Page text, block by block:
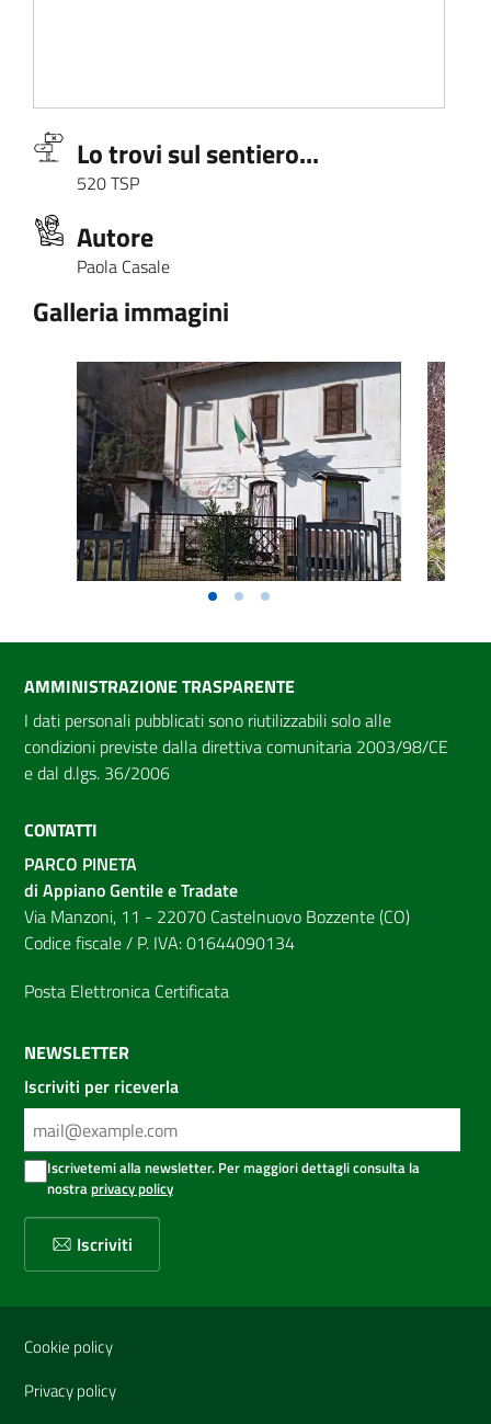
Lo trovi sul sentiero...
520 TSP
Autore
Paola Casale
Galleria immagini
AMMINISTRAZIONE TRASPARENTE
I dati personali pubblicati sono riutilizzabili solo alle
condizioni previste dalla direttiva comunitaria 2003/98/CE
e dal d.lgs. 36/2006
CONTATTI
PARCO PINETA
di Appiano Gentile e Tradate
Via Manzoni, 11 - 22070 Castelnuovo Bozzente (CO)
Codice fiscale / P. IVA: 01644090134
Posta Elettronica Certificata
NEWSLETTER
Iscriviti per riceverla
Iscrivetemi alla newsletter. Per maggiori dettagli consulta la
nostraprivacy policy
Iscriviti
Sezione Link Utili
Cookie policy
Privacy policy